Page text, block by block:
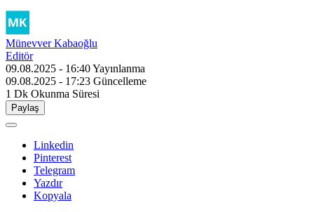
Münevver Kabaoğlu
Editör
09.08.2025 - 16:40Yayınlanma
09.08.2025 - 17:23 Güncelleme
1 Dk Okunma Süresi
Paylaş
Linkedin
Pinterest
Telegram
Yazdır
Kopyala